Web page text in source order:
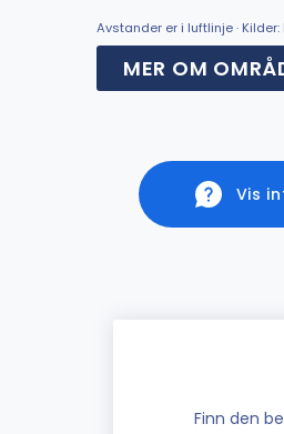
Avstander er i luftlinje ·
MER OM
Vis
Finn den